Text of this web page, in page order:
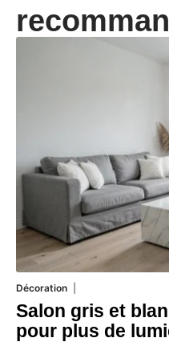
Décoration
Salon gris et
pour plus de